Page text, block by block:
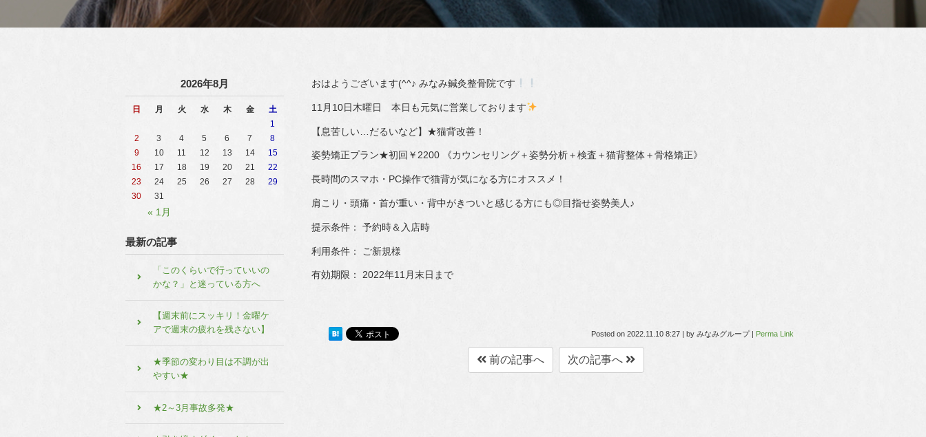
おはようございます(^^♪ みなみ鍼灸整骨院です
11月10日木曜日 本日も元気に営業しております
【息苦しい…だるいなど】★猫背改善！
姿勢矯正プラン★初回￥2200 《カウンセリング＋姿勢分析＋検査＋猫背整体＋骨格矯正》
長時間のスマホ・PC操作で猫背が気になる方にオススメ！
肩こり・頭痛・首が重い・背中がきついと感じる方にも◎目指せ姿勢美人♪
提示条件： 予約時＆入店時
利用条件： ご新規様
有効期限： 2022年11月末日まで
Posted on 2022.11.10 8:27 | by みなみグループ| Perma Link
前の記事へ 次の記事へ
2026年8月
日 月 火 水 木 金 土
« 1月
1
2
3 4 5 6 7
8
9
10 11 12 13 14
15
16
17 18 19 20 21
22
23
24 25 26 27 28
29
30
31
最新の記事
「このくらいで行っていいの
かな？」と迷っている方へ
【週末前にスッキリ！金曜ケ
アで週末の疲れを残さない】
★季節の変わり目は不調が出
やすい★
★2～3月事故多発★